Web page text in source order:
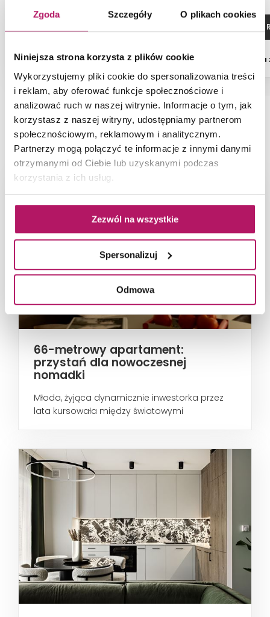
Zgoda Szczegóły O plikach cookies
Niniejsza strona korzysta z plików cookie
Wykorzystujemy pliki cookie do spersonalizowania treści
i reklam, aby oferować funkcje społecznościowe i
analizować ruch w naszej witrynie. Informacje o tym, jak
korzystasz z naszej witryny, udostępniamy partnerom
społecznościowym, reklamowym i analitycznym.
Partnerzy mogą połączyć te informacje z innymi danymi
otrzymanymi od Ciebie lub uzyskanymi podczas
korzystania z ich usług.
Zezwól na wszystkie
Spersonalizuj
Odmowa
Dostępność:na zamówienie
ZOBACZ
NAJNOWSZE ARTYKUŁY
66-metrowy apartament:
przystań dla nowoczesnej
nomadki
Młoda, żyjąca dynamicznie inwestorka przez
lata kursowała między światowymi